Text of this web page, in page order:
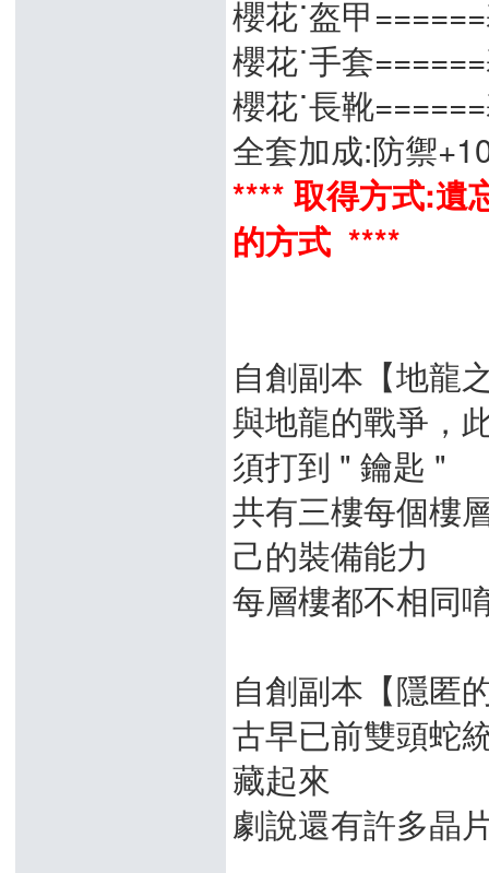
櫻花˙盔甲
櫻花˙手套
櫻花˙長靴
全套加成:防禦
**** 取得方式:遺
的方式 ****
自創副本【地龍
與地龍的戰爭，
須打到 " 鑰匙 "
共有三樓每個樓
己的裝備能力
每層樓都不相同
自創副本【隱匿
古早已前雙頭蛇
藏起來
劇說還有許多晶